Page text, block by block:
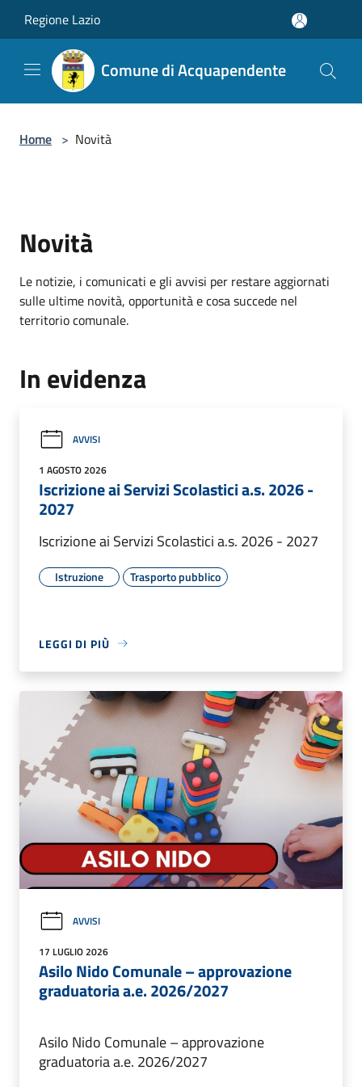
Regione Lazio
Comune di Acquapendente
Home > Novità
Novità
Le notizie, i comunicati e gli avvisi per restare aggiornati
sulle ultime novità, opportunità e cosa succede nel
territorio comunale.
In evidenza
AVVISI
1 AGOSTO 2026
Iscrizione ai Servizi Scolastici a.s. 2026 -
2027
Iscrizione ai Servizi Scolastici a.s. 2026 - 2027
Istruzione Trasporto pubblico
LEGGI DI PIÙ
AVVISI
17 LUGLIO 2026
Asilo Nido Comunale – approvazione
graduatoria a.e. 2026/2027
Asilo Nido Comunale – approvazione
graduatoria a.e. 2026/2027